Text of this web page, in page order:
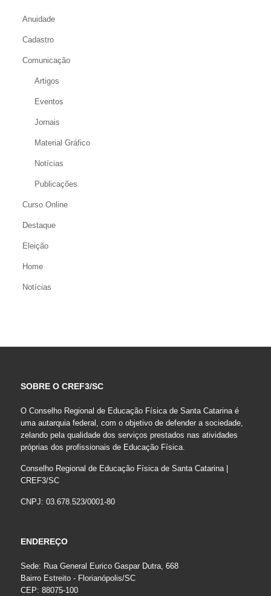
Anuidade
Cadastro
Comunicação
Artigos
Eventos
Jornais
Material Gráfico
Notícias
Publicações
Curso Online
Destaque
Eleição
Home
Notícias
SOBRE O CREF3/SC
O Conselho Regional de Educação Física de Santa Catarina é
uma autarquia federal, com o objetivo de defender a sociedade,
zelando pela qualidade dos serviços prestados nas atividades
próprias dos profissionais de Educação Física.
Conselho Regional de Educação Física de Santa Catarina |
CREF3/SC
CNPJ: 03.678.523/0001-80
ENDEREÇO
Sede: Rua General Eurico Gaspar Dutra, 668
Bairro Estreito - Florianópolis/SC
CEP: 88075-100